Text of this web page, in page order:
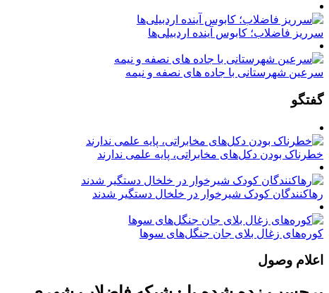
سرریز فاضلاب؛ کابوس آینده اردبیلی‌ها
سرعین شهرستانی با جاده های نصفه و نیمه
گفتگو
خطرناک بودن دکل‌های مخابراتی، پایه علمی ندارند
رهاکنندگان کودک شیرخوار در خلخال دستگیر شدند
کوره‌های زغال بلای جان جنگل‌های سوها
اعلام وصول